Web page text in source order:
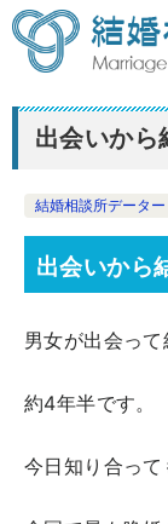
出会いから
結婚相談所データー
出会いから
男女が出会っ
約4年半です。
今日知り合って